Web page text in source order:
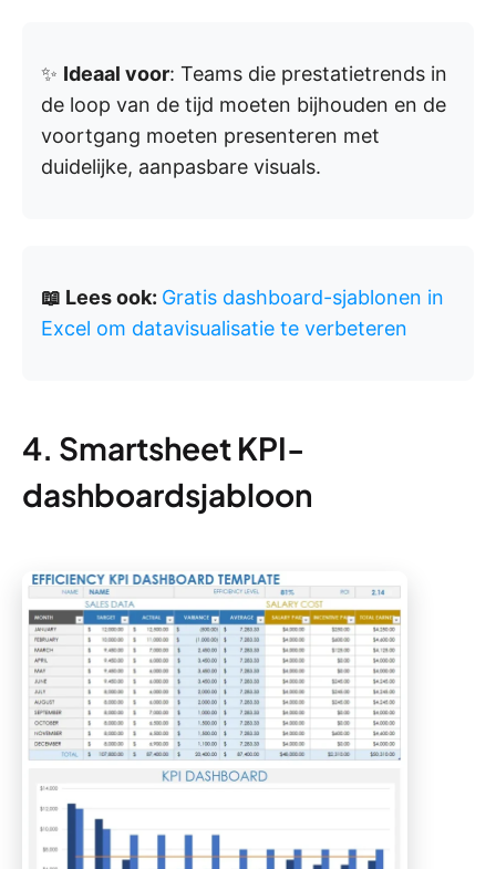
✨ Ideaal voor: Teams die prestatietrends in
de loop van de tijd moeten bijhouden en de
voortgang moeten presenteren met
duidelijke, aanpasbare visuals.
📖 Lees ook: Gratis dashboard-sjablonen in
Excel om datavisualisatie te verbeteren
4. Smartsheet KPI-
dashboardsjabloon